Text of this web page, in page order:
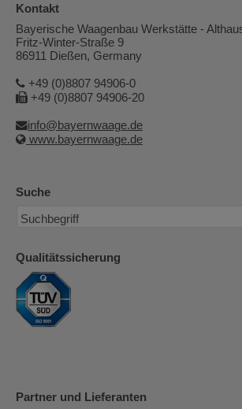
Kontakt
Bayerische Waagenbau Werkstätte -
Fritz-Winter-Straße 9
86911 Dießen, Germany
+49 (0)8807 94906-0
+49 (0)8807 94906-20
info@bayernwaage.de
www.bayernwaage.de
Suche
Qualitätssicherung
Partner und Lieferanten